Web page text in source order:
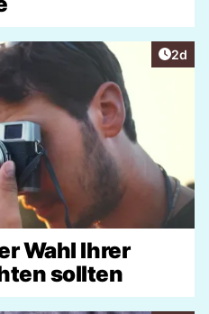
2d
Wahl Ihrer
sollten